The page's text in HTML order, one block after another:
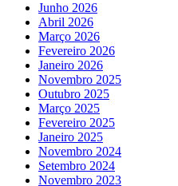
Junho 2026
Abril 2026
Março 2026
Fevereiro 2026
Janeiro 2026
Novembro 2025
Outubro 2025
Março 2025
Fevereiro 2025
Janeiro 2025
Novembro 2024
Setembro 2024
Novembro 2023